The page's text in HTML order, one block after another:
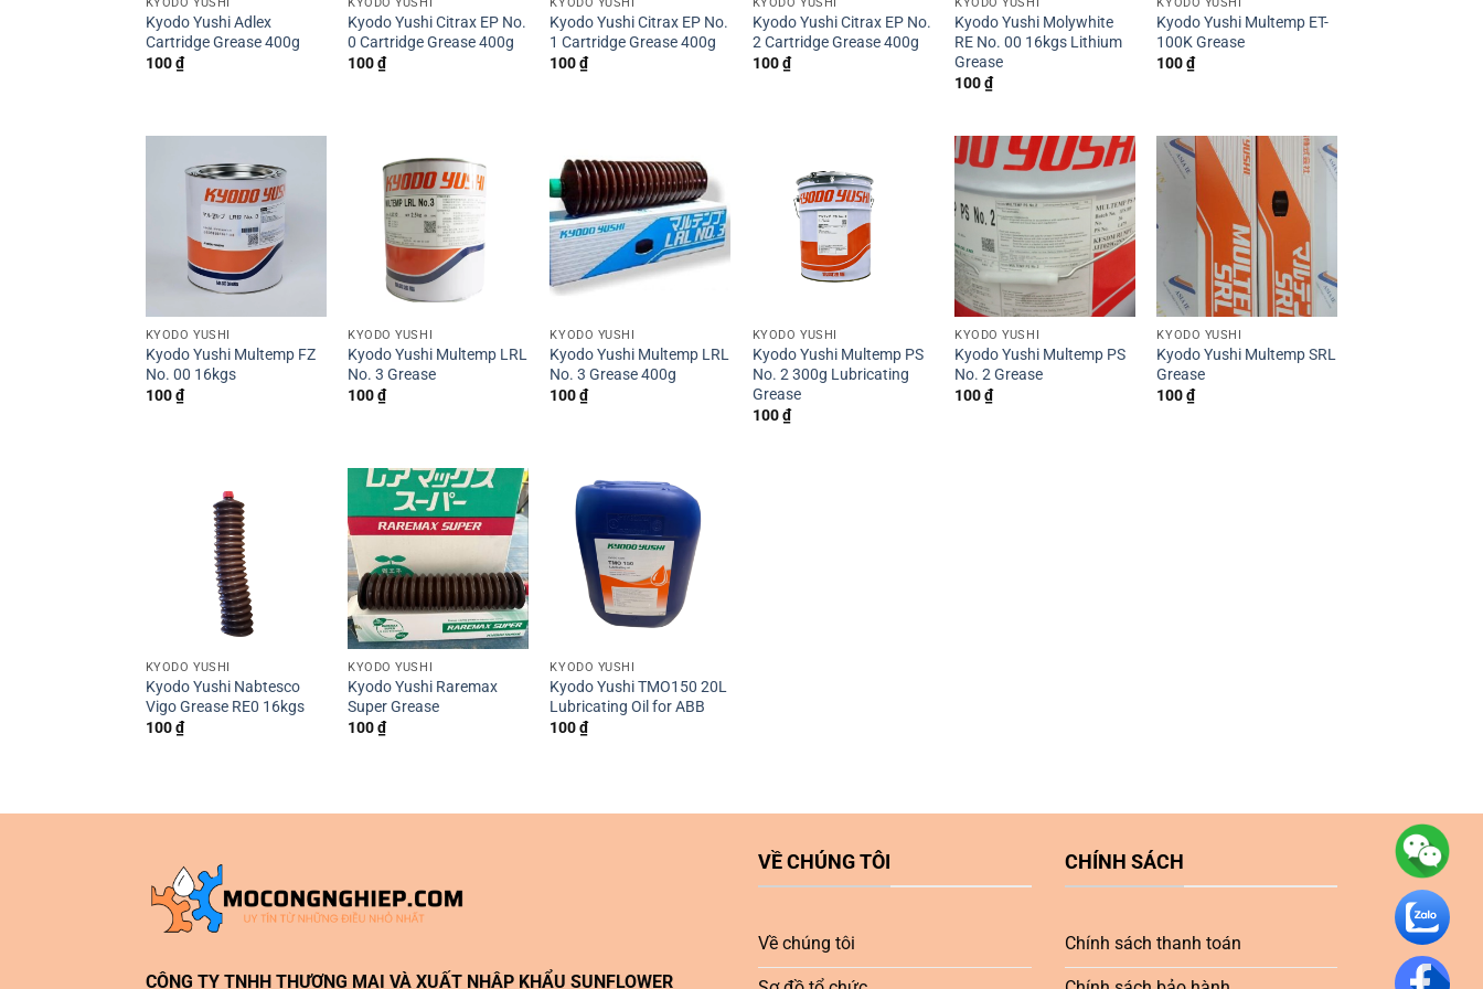
Kyodo Yushi Adlex
Cartridge Grease 400g
100₫
Kyodo Yushi Citrax EP No.
0 Cartridge Grease 400g
100₫
Kyodo Yushi Citrax EP No.
1 Cartridge Grease 400g
100₫
Kyodo Yushi Citrax EP No.
2 Cartridge Grease 400g
100₫
Kyodo Yushi Molywhite
RE No. 00 16kgs Lithium
Grease
100₫
Kyodo Yushi Multemp ET-
100K Grease
100₫
KYODO YUSHI
Kyodo Yushi Multemp FZ
No. 00 16kgs
100₫
KYODO YUSHI
Kyodo Yushi Multemp LRL
No. 3 Grease
100₫
KYODO YUSHI
Kyodo Yushi Multemp LRL
No. 3 Grease 400g
100₫
KYODO YUSHI
Kyodo Yushi Multemp PS
No. 2 300g Lubricating
Grease
100₫
KYODO YUSHI
Kyodo Yushi Multemp PS
No. 2 Grease
100₫
KYODO YUSHI
Kyodo Yushi Multemp SRL
Grease
100₫
KYODO YUSHI
Kyodo Yushi Nabtesco
Vigo Grease RE0 16kgs
100₫
KYODO YUSHI
Kyodo Yushi Raremax
Super Grease
100₫
KYODO YUSHI
Kyodo Yushi TMO150 20L
Lubricating Oil for ABB
100₫
CÔNG TY TNHH THƯƠNG MẠI VÀ XUẤT NHẬP KHẨU SUNFLOWER
VỀ CHÚNG TÔI
Về chúng tôi
CHÍNH SÁCH
Chính sách thanh toán